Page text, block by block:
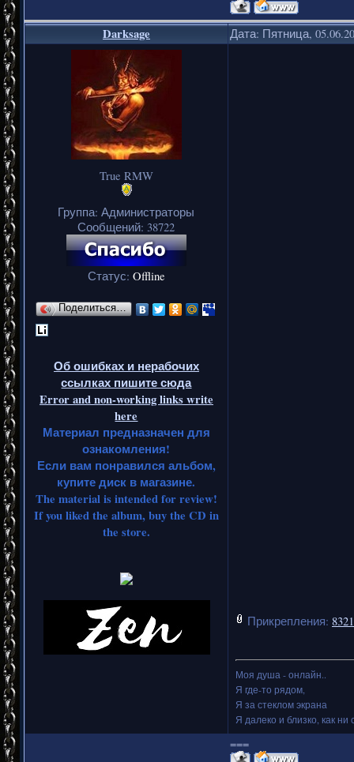
Darksage Дата: Пятница,
True RMW
Группа: Администраторы
Сообщений: 38722
Статус: Offline
Поделиться…
Об ошибках и нерабочих
ссылках пишите сюда
Error and non-working links write
here
Материал предназначен для
ознакомления!
Если вам понравился альбом,
купите диск в магазине.
The material is intended for review!
If you liked the album, buy the CD in
the store.
Прикрепления:
Моя душа - онлайн..
Я где-то рядом,
Я за стеклом экрана
Я далеко и близко, как ни
===